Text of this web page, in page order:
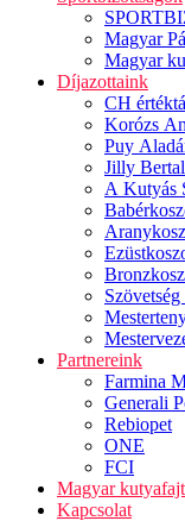
Magyar
Magyar
Díjazottaink
CH
Korózs
Puy
Jilly
A Kutyás
Partnereink
Farmina
Generali
Rebiopet
ONE
FCI
Magyar
Kapcsolat